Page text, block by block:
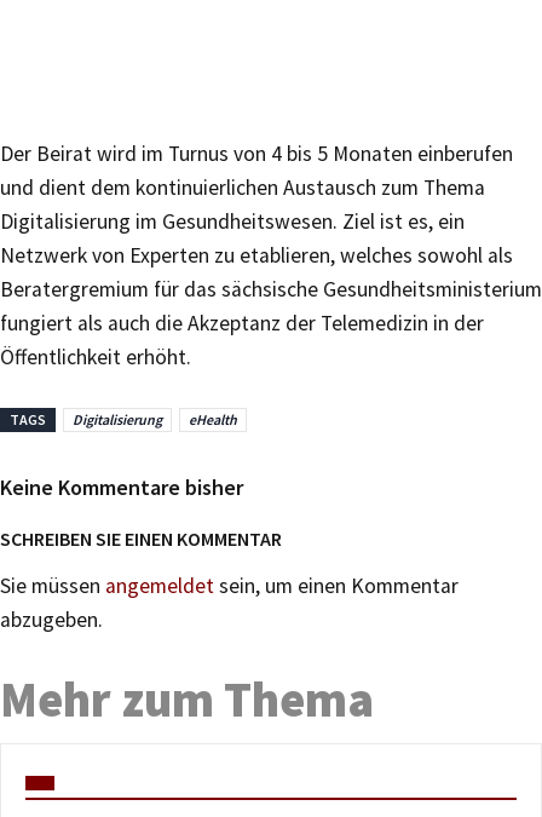
Der Beirat wird im Turnus von 4 bis 5 Monaten einberufen
und dient dem kontinuierlichen Austausch zum Thema
Digitalisierung im Gesundheitswesen. Ziel ist es, ein
Netzwerk von Experten zu etablieren, welches sowohl als
Beratergremium für das sächsische Gesundheitsministerium
fungiert als auch die Akzeptanz der Telemedizin in der
Öffentlichkeit erhöht.
TAGS Digitalisierung eHealth
Keine Kommentare bisher
SCHREIBEN SIE EINEN KOMMENTAR
Sie müssen angemeldetsein, um einen Kommentar
abzugeben.
Mehr zum Thema